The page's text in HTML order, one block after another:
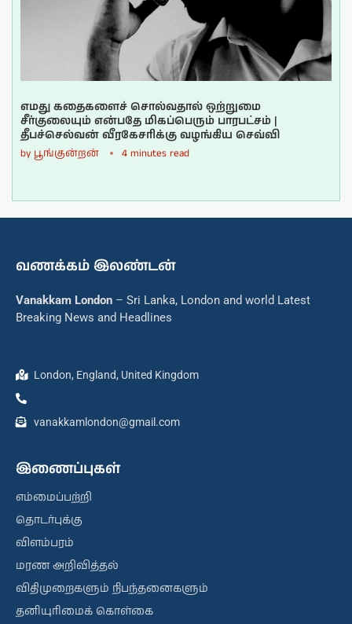
எமது கதைகளைச் சொல்வதால் ஒற்றுமை
சீர்குலையும் என்பதே மிகப்பெரும் பாரபட்சம் |
தீபச்செல்வன் வீரகேசரிக்கு வழங்கிய செவ்வி
by பூங்குன்றன் 4 minutes read
வணக்கம் இலண்டன்
Vanakkam London – Sri Lanka, London and world Latest
Breaking News and Headlines
London, England, United Kingdom
vanakkamlondon@gmail.com
இணைப்புகள்
எம்மைப்பற்றி
தொடர்புக்கு
விளம்பரம்
மரண அறிவித்தல்
விதிமுறைகளும் நிபந்தனைகளும்
தனியுரிமைக் கொள்கை